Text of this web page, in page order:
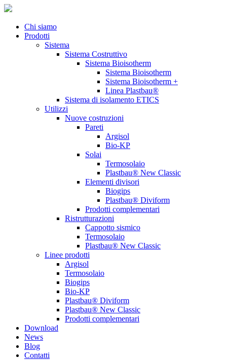
Chi siamo
Prodotti
Sistema
Sistema Costruttivo
Sistema Bioisotherm
Sistema Bioisotherm
Sistema Bioisotherm +
Linea Plastbau®
Sistema di isolamento ETICS
Utilizzi
Nuove costruzioni
Pareti
Argisol
Bio-KP
Solai
Termosolaio
Plastbau® New Classic
Elementi divisori
Biogips
Plastbau® Diviform
Prodotti complementari
Ristrutturazioni
Cappotto sismico
Termosolaio
Plastbau® New Classic
Linee prodotti
Argisol
Termosolaio
Biogips
Bio-KP
Plastbau® Diviform
Plastbau® New Classic
Prodotti complementari
Download
News
Blog
Contatti